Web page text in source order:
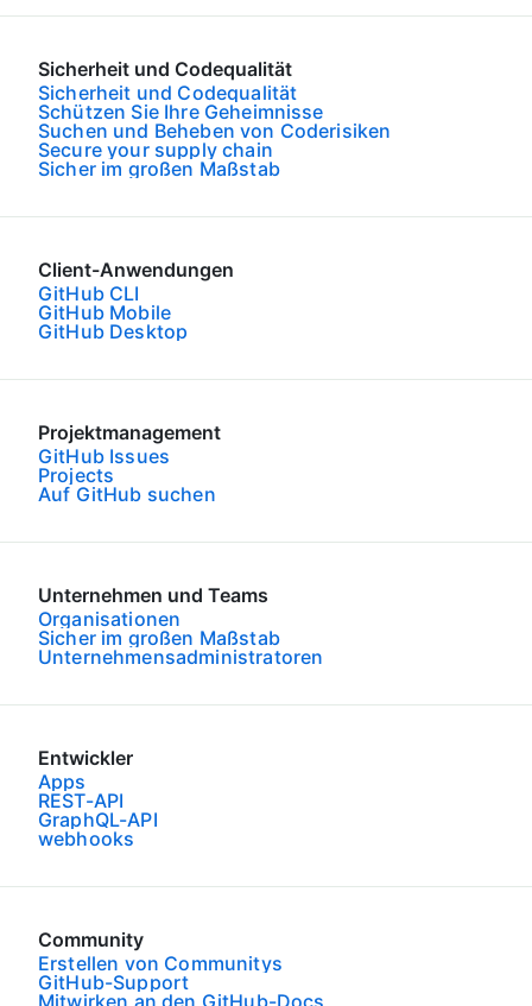
Sicherheit und Codequalität
Sicherheit und Codequalität
Schützen Sie Ihre Geheimnisse
Suchen und Beheben von Coderisiken
Secure your supply chain
Sicher im großen Maßstab
Client-Anwendungen
GitHub CLI
GitHub Mobile
GitHub Desktop
Projektmanagement
GitHub Issues
Projects
Auf GitHub suchen
Unternehmen und Teams
Organisationen
Sicher im großen Maßstab
Unternehmensadministratoren
Entwickler
Apps
REST-API
GraphQL-API
webhooks
Community
Erstellen von Communitys
GitHub-Support
Mitwirken an den GitHub-Docs